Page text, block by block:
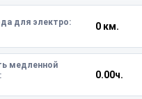
для электро: 0 км.
медленной
0.00ч.